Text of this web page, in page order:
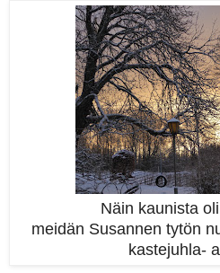
Näin kaunista
meidän Susannen tytön
kastejuhla-